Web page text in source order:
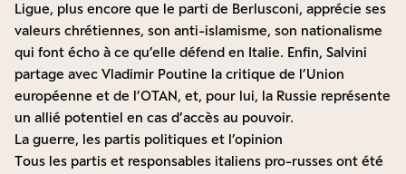
Ligue, plus encore que le parti de Berlusconi, apprécie ses
valeurs chrétiennes, son anti-islamisme, son nationalisme
qui font écho à ce qu’elle défend en Italie. Enfin, Salvini
partage avec Vladimir Poutine la critique de l’Union
européenne et de l’OTAN, et, pour lui, la Russie représente
un allié potentiel en cas d’accès au pouvoir.
La guerre, les partis politiques et l’opinion
Tous les partis et responsables italiens pro-russes ont été